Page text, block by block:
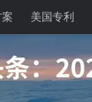
美国专利